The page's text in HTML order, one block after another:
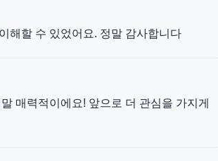
해할 수 있었어요. 정말 감사합니다
매력적이에요! 앞으로 더 관심을 가지게